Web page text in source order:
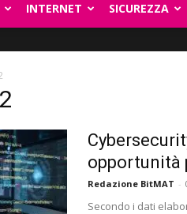
INTERNET SICUREZZA
opportunità
Redazione BitMAT -
Secondo i dati